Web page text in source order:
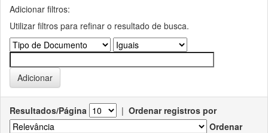
Adicionar filtros:
Utilizar filtros para refinar o resultado de busca.
Resultados/Página | Ordenar registros por
Ordenar